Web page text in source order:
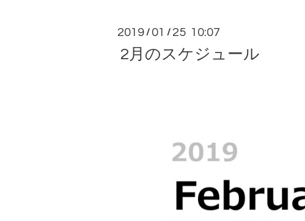
2019 / 01 / 25 10:07
2月のスケジュール